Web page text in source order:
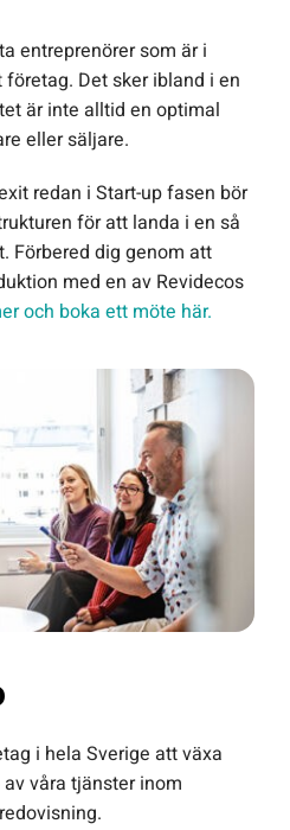
entreprenörer som är i
Det sker ibland i en
är inte alltid en optimal
eller säljare.
redan i Start-up fasen bör
för att landa i en så
Förbered dig genom att
med en av Revidecos
och boka ett möte här.
i hela Sverige att växa
våra tjänster inom